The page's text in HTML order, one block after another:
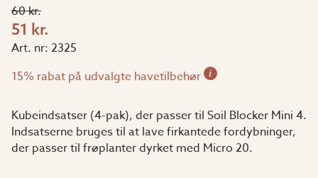
60 kr.
51 kr.
Art. nr: 2325
15% rabat på udvalgte havetilbehør
i
Kubeindsatser (4-pak), der passer til Soil Blocker Mini 4.
Indsatserne bruges til at lave firkantede fordybninger,
der passer til frøplanter dyrket med Micro 20.